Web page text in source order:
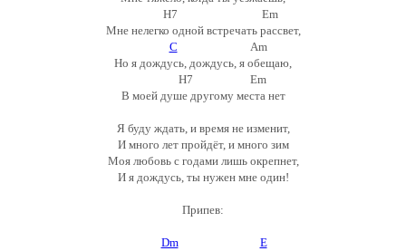
H7 Em
Мне нелегко одной встречать рассвет,
C Am
Но я дождусь, дождусь, я обещаю,
H7 Em
В моей душе другому места нет
Я буду ждать, и время не изменит,
И много лет пройдёт, и много зим
Моя любовь с годами лишь окрепнет,
И я дождусь, ты нужен мне один!
Припев:
Dm
E